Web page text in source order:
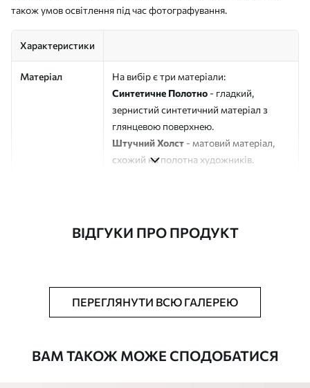
також умов освітлення під час фотографування.
Характеристики
Матеріал
На вибір є три матеріали:
Синтетичне Полотно - гладкий,
зернистий синтетичний матеріал з
глянцевою поверхнею.
Штучний Холст - матовий матеріал,
схожий на полотна художників.
Додатково Можна додати лакове покриття.
ВІДГУКИ ПРО ПРОДУКТ
ПЕРЕГЛЯНУТИ ВСЮ ГАЛЕРЕЮ
ВАМ ТАКОЖ МОЖЕ СПОДОБАТИСЯ